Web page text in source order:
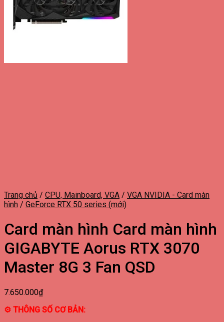
Trang chủ / CPU, Mainboard, VGA / VGA NVIDIA - Card màn
hình / GeForce RTX 50 series (mới)
Card màn hình Card màn hình
GIGABYTE Aorus RTX 3070
Master 8G 3 Fan QSD
7.650.000₫
⚙ THÔNG SỐ CƠ BẢN: